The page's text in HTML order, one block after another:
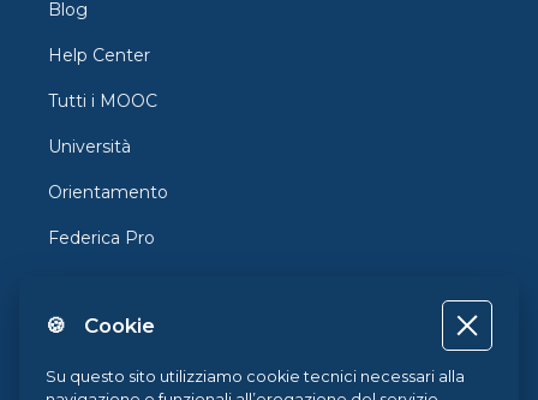
Blog
Help Center
Tutti i MOOC
Università
Orientamento
Federica Pro
Federica Coursera
Accessibilità
🍪 Cookie
Su questo sito utilizziamo cookie tecnici necessari alla